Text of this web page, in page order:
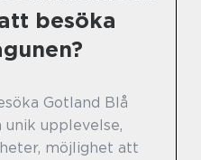
besöka
Gotland Blå
unik upplevelse,
möjlighet att